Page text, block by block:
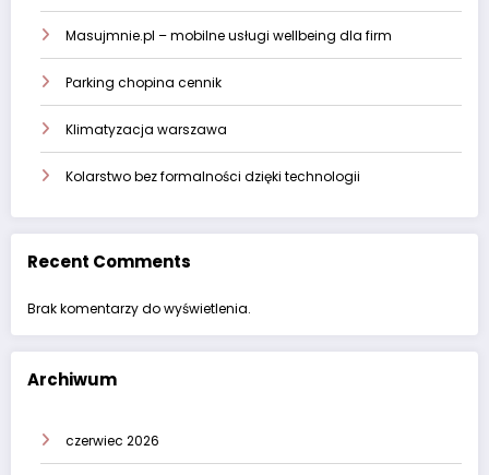
Masujmnie.pl – mobilne usługi wellbeing dla firm
Parking chopina cennik
Klimatyzacja warszawa
Kolarstwo bez formalności dzięki technologii
Recent Comments
Brak komentarzy do wyświetlenia.
Archiwum
czerwiec 2026